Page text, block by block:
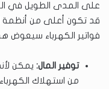
على المدى الطويل في
قد تكون أعلى من أنظمة
فواتير الكهرباء سيعوض
توفير المال: يمكن